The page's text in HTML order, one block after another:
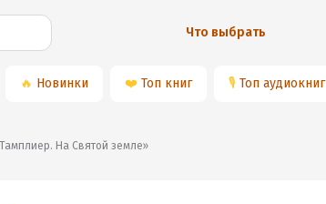
Что выбрать
🔥 Новинки ❤️ Топ книг 🎙 Топ аудиокниг
📚«Тамплиер. На Святой земле»